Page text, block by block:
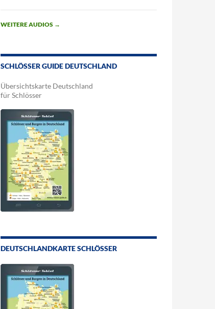
WEITERE AUDIOS →
SCHLÖSSER GUIDE DEUTSCHLAND
Übersichtskarte Deutschland
für Schlösser
DEUTSCHLANDKARTE SCHLÖSSER